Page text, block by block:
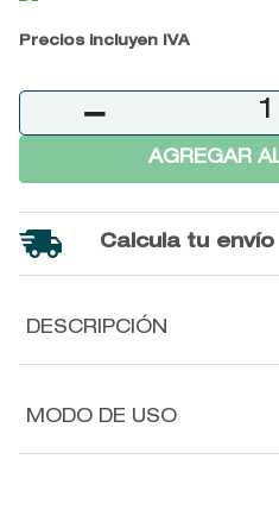
Precios incluyen IVA
－
AGREGAR
Calcula tu envío
DESCRIPCIÓN
MODO DE USO